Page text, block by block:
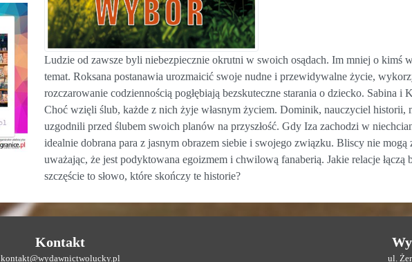
Ludzie od zawsze byli niebezpiecznie okrutni w swoich osądach. Im mniej o kimś
temat. Roksana postanawia urozmaicić swoje nudne i przewidywalne życie,
rozczarowanie codziennością pogłębiają bezskuteczne starania o dziecko. Sabina
Choć wzięli ślub, każde z nich żyje własnym życiem. Dominik, nauczyciel historii,
uzgodnili przed ślubem swoich planów na przyszłość. Gdy Iza zachodzi w
idealnie dobrana para z jasnym obrazem siebie i swojego związku. Bliscy nie
uważając, że jest podyktowana egoizmem i chwilową fanaberią. Jakie relacje
szczęście to słowo, które skończy te historie?
Kontakt
kontakt@wydawnictwolucky.pl ul.